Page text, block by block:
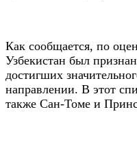
Как сообщается, по
Узбекистан был
достигших
направлении. В этот
также Сан-Томе и